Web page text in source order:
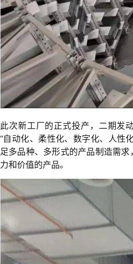
此次新工厂的正式投产，二期发
“自动化、柔性化、数字化、人性
足多品种、多形式的产品制造需
力和价值的产品。